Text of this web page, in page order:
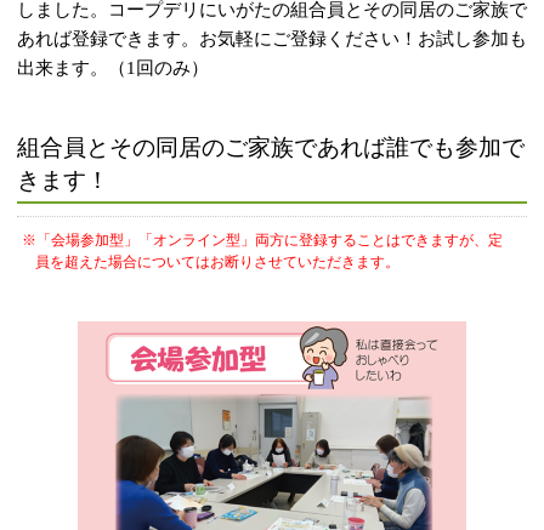
しました。コープデリにいがたの組合員とその同居のご家族で
あれば登録できます。お気軽にご登録ください！お試し参加も
出来ます。（1回のみ）
組合員とその同居のご家族であれば誰でも参加で
きます！
※「会場参加型」「オンライン型」両方に登録することはできますが、定
員を超えた場合についてはお断りさせていただきます。